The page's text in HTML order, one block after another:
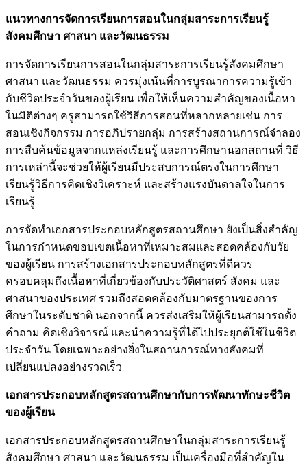
แนวทางการจัดการเรียนการสอนในกลุ่มสาระการเรียนรู้
สังคมศึกษา ศาสนา และวัฒนธรรม
การจัดการเรียนการสอนในกลุ่มสาระการเรียนรู้สังคมศึกษา
ศาสนา และวัฒนธรรม ควรมุ่งเน้นที่การบูรณาการความรู้เข้า
กับชีวิตประจำวันของผู้เรียน เพื่อให้เห็นความสำคัญของเนื้อหา
ในมิติต่างๆ ครูสามารถใช้วิธีการสอนที่หลากหลายเช่น การ
สอนเชิงกิจกรรม การอภิปรายกลุ่ม การสร้างสถานการณ์จำลอง
การสืบค้นข้อมูลจากแหล่งเรียนรู้ และการศึกษานอกสถานที่ วิธี
การเหล่านี้จะช่วยให้ผู้เรียนมีประสบการณ์ตรงในการศึกษา
เรียนรู้วิธีการคิดเชิงวิเคราะห์ และสร้างแรงบันดาลใจในการ
เรียนรู้
การจัดทำเอกสารประกอบหลักสูตรสถานศึกษา ยังเป็นสิ่งสำคัญ
ในการกำหนดขอบเขตเนื้อหาที่เหมาะสมและสอดคล้องกับวัย
ของผู้เรียน การสร้างเอกสารประกอบหลักสูตรที่ดีควร
ครอบคลุมถึงเนื้อหาที่เกี่ยวข้องกับประวัติศาสตร์ สังคม และ
ศาสนาของประเทศ รวมถึงสอดคล้องกับมาตรฐานของการ
ศึกษาในระดับชาติ นอกจากนี้ ควรส่งเสริมให้ผู้เรียนสามารถตั้ง
คำถาม คิดเชิงวิจารณ์ และนำความรู้ที่ได้ไปประยุกต์ใช้ในชีวิต
ประจำวัน โดยเฉพาะอย่างยิ่งในสถานการณ์ทางสังคมที่
เปลี่ยนแปลงอย่างรวดเร็ว
เอกสารประกอบหลักสูตรสถานศึกษากับการพัฒนาทักษะชีวิต
ของผู้เรียน
เอกสารประกอบหลักสูตรสถานศึกษาในกลุ่มสาระการเรียนรู้
สังคมศึกษา ศาสนา และวัฒนธรรม เป็นเครื่องมือที่สำคัญใน